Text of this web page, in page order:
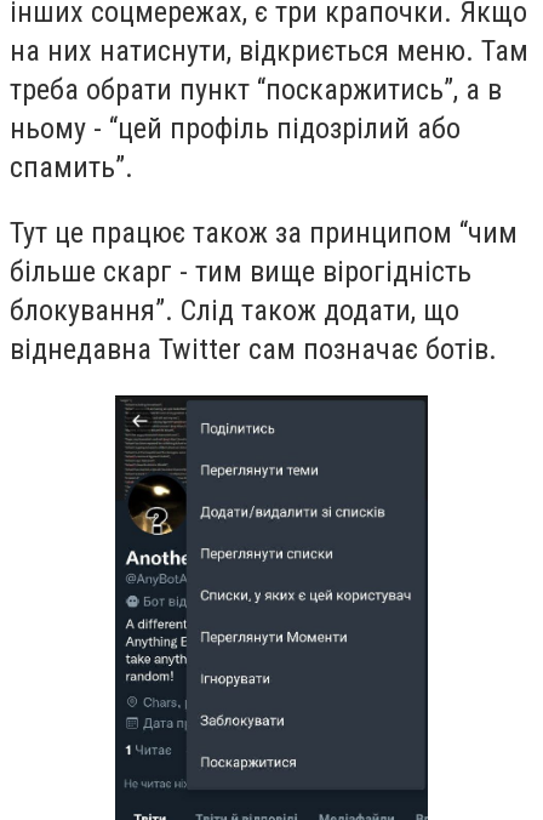
інших соцмережах, є три крапочки. Якщо
на них натиснути, відкриється меню. Там
треба обрати пункт “поскаржитись”, а в
ньому - “цей профіль підозрілий або
спамить”.
Тут це працює також за принципом “чим
більше скарг - тим вище вірогідність
блокування”. Слід також додати, що
віднедавна Twitter сам позначає ботів.